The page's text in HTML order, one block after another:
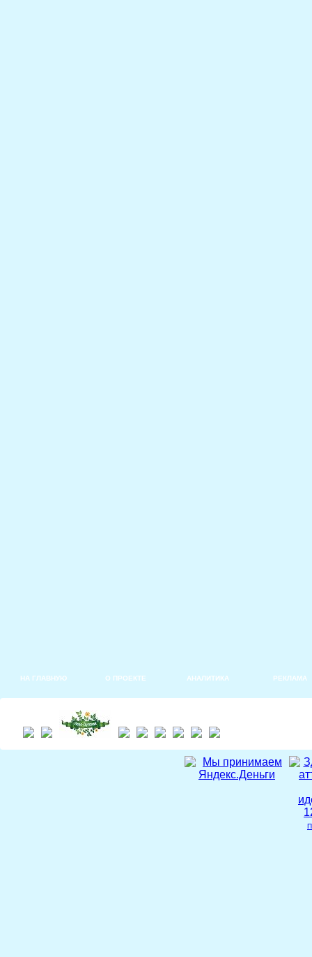
НА ГЛАВНУЮ О ПРОЕКТЕ АНАЛИТИКА РЕКЛАМА